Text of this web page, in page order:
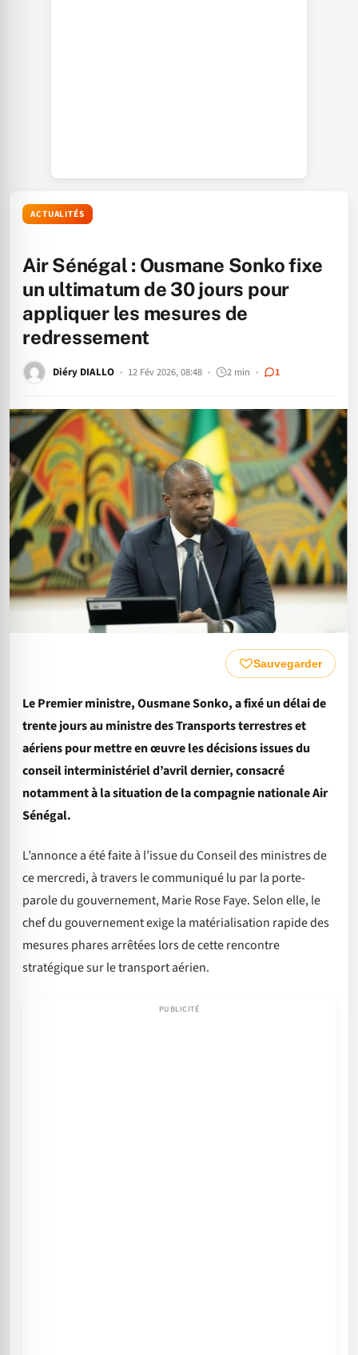
ACTUALITÉS
Air Sénégal : Ousmane Sonko fixe
un ultimatum de 30 jours pour
appliquer les mesures de
redressement
Diéry DIALLO 12 Fév 2026, 08:48 2 min 1
Sauvegarder
Le Premier ministre, Ousmane Sonko, a fixé un délai de
trente jours au ministre des Transports terrestres et
aériens pour mettre en œuvre les décisions issues du
conseil interministériel d’avril dernier, consacré
notamment à la situation de la compagnie nationale Air
Sénégal.
L’annonce a été faite à l’issue du Conseil des ministres de
ce mercredi, à travers le communiqué lu par la porte-
parole du gouvernement, Marie Rose Faye. Selon elle, le
chef du gouvernement exige la matérialisation rapide des
mesures phares arrêtées lors de cette rencontre
stratégique sur le transport aérien.